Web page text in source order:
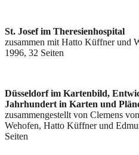
St. Josef im Theresienhospital
zusammen mit Hatto Küffner und
1996, 32 Seiten
Düsseldorf im Kartenbild,
Jahrhundert in Karten und
zusammengestellt von Clemens
Wehofen, Hatto Küffner und
Seiten